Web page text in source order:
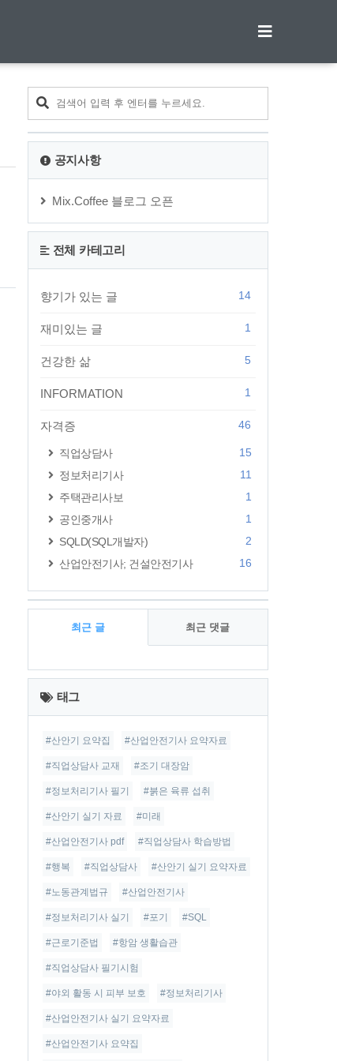
공지사항
Mix.Coffee 블로그 오픈
전체 카테고리
향기가 있는 글 14
재미있는 글 1
건강한 삶 5
INFORMATION 1
자격증 46
직업상담사
15
정보처리기사
11
주택관리사보
1
공인중개사
1
SQLD(SQL개발자)
2
산업안전기사; 건설안전기사
16
최근 글 최근 댓글
최
근
글
태그
#산안기 요약집 #산업안전기사 요약자료
#직업상담사 교재 #조기 대장암
#정보처리기사 필기 #붉은 육류 섭취
#산안기 실기 자료 #미래
#산업안전기사 pdf #직업상담사 학습방법
#행복 #직업상담사 #산안기 실기 요약자료
#노동관계법규 #산업안전기사
#정보처리기사 실기 #포기 #SQL
#근로기준법 #항암 생활습관
#직업상담사 필기시험
#야외 활동 시 피부 보호 #정보처리기사
#산업안전기사 실기 요약자료
#산업안전기사 요약집